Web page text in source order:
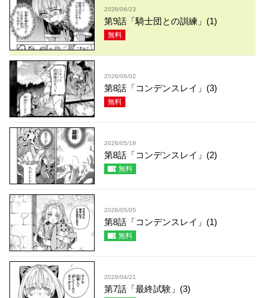
2026/06/23
第9話「騎士団との訓練」(1)
無料
2026/06/02
第8話「コンデンスレイ」(3)
無料
2026/05/19
第8話「コンデンスレイ」(2)
無料
2026/05/05
第8話「コンデンスレイ」(1)
無料
2026/04/21
第7話「最終試験」(3)